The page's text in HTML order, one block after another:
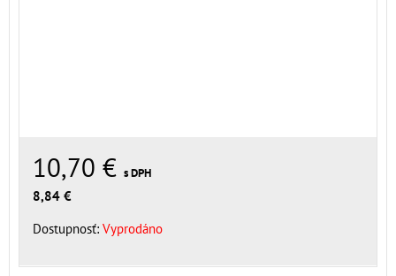
10,70 € s DPH
8,84 €
Dostupnosť: Vyprodáno